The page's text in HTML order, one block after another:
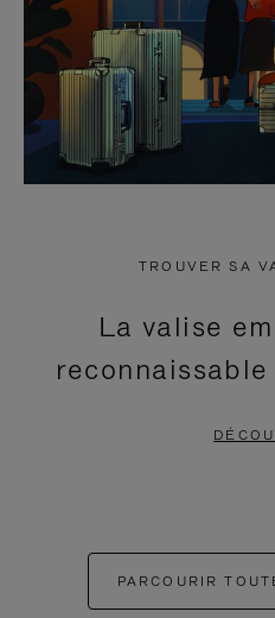
TROUVER SA
La valise
PARCOURIR